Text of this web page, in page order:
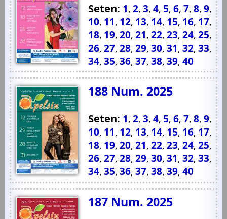
Seten: 1,2,3,4, 5,6,7,8,9,
10, 11, 12, 13, 14, 15, 16, 17,
18, 19,20,21,22,23,24,25,
26,27,28,29,30,31,32,33,
34,35,36,37,38,39,40
188 Num. 2025
Seten: 1,2,3,4, 5,6,7,8,9,
10, 11, 12, 13, 14, 15, 16, 17,
18, 19,20,21,22,23,24,25,
26,27,28,29,30,31,32,33,
34,35,36,37,38,39,40
187 Num. 2025